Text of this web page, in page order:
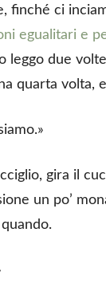
finché ci
egualitari e
leggo due
quarta volta,
gira il
un po’